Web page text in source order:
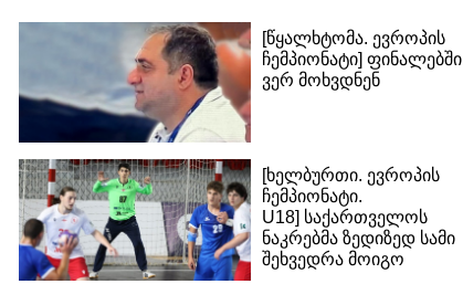
[წყალხტომა. ევროპის
ჩემპიონატი] ფინალებში
ვერ მოხვდნენ
[ხელბურთი. ევროპის
ჩემპიონატი.
U18] საქართველოს
ნაკრებმა ზედიზედ სამი
შეხვედრა მოიგო